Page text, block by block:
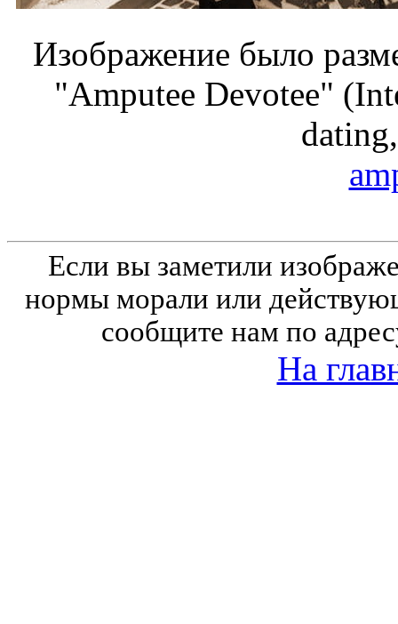
Изображение было
"Amputee Devotee"
Если вы заметили
нормы морали или
сообщите нам по
На